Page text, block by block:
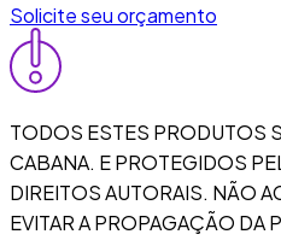
Solicite seu orçamento
TODOS ESTES PRODUTOS
CABANA. E PROTEGIDOS
DIREITOS AUTORAIS. NÃO
EVITAR A PROPAGAÇÃO DA